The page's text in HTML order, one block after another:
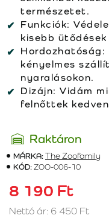
természetet.
Funkciók:
kisebb ütődések
Hordozhatóság:
kényelmes
nyaralásokon.
Dizájn: Vidám
felnőttek
Raktáron
MÁRKA:The Zoofamily
KÓD:ZOO-006-10
8 190 Ft
Nettó ár: 6 450 Ft